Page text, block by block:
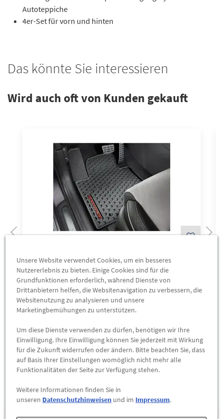
Autoteppiche
4er-Set für vorn und hinten
Das könnte Sie interessieren
Wird auch oft von Kunden gekauft
Original KIA Sportage QL Gummimatte
Fußmatten Satz 4 Teilig
66,57 €
Unsere Standorte
Ernst Dello GmbH & Co. KG
Unsere Website verwendet Cookies, um ein besseres
Nutzererlebnis zu bieten. Einige Cookies sind für die
Grundfunktionen erforderlich, während Dienste von
Drittanbietern helfen, die Websitenavigation zu verbessern, die
Websitenutzung zu analysieren und unsere
Marketingbemühungen zu unterstützen.
Um diese Dienste verwenden zu dürfen, benötigen wir Ihre
Einwilligung. Ihre Einwilligung können Sie jederzeit mit Wirkung
für die Zukunft widerrufen oder ändern. Bitte beachten Sie, dass
auf Basis Ihrer Einstellungen womöglich nicht mehr alle
Funktionalitäten der Seite zur Verfügung stehen.
Weitere Informationen finden Sie in
unseren Datenschutzhinweisen und im Impressum.